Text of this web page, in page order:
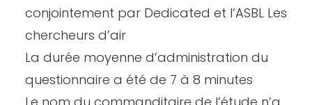
conjointement par Dedicated et l’ASBL Les
chercheurs d’air
La durée moyenne d’administration du
questionnaire a été de 7 à 8 minutes